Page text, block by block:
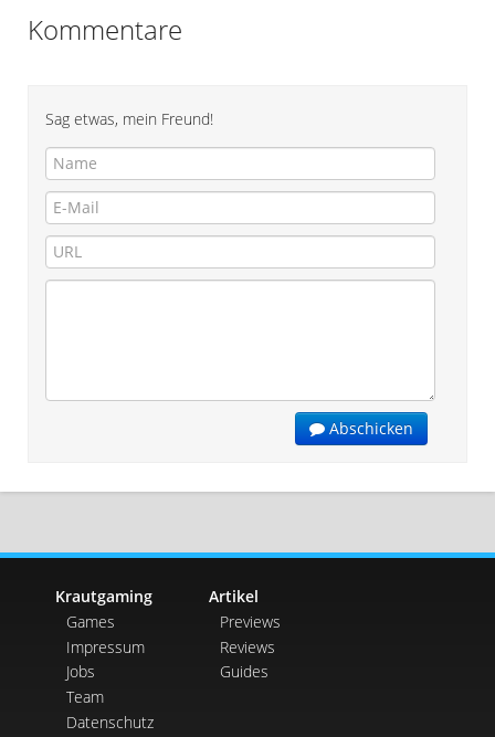
Kommentare
Sag etwas, mein Freund!
Abschicken
Krautgaming
Games
Impressum
Jobs
Team
Datenschutz
Artikel
Previews
Reviews
Guides